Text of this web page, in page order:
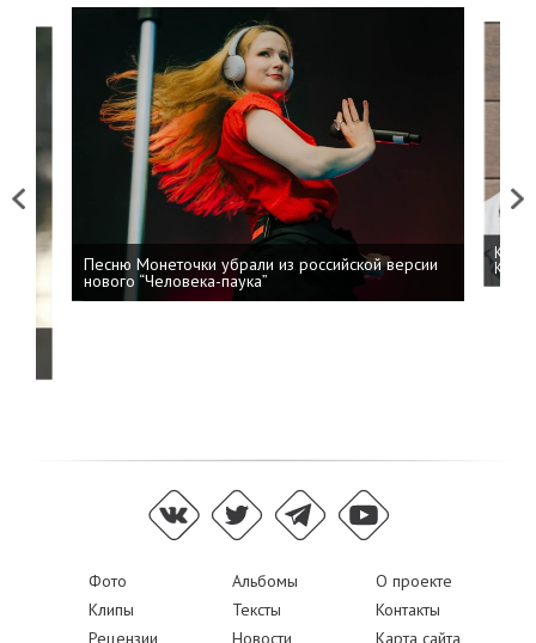
Previous
Песню Монеточки убрали из российской версии
нового “Человека-паука”
Next
Фото Альбомы
О проекте
Клипы
Тексты
Контакты